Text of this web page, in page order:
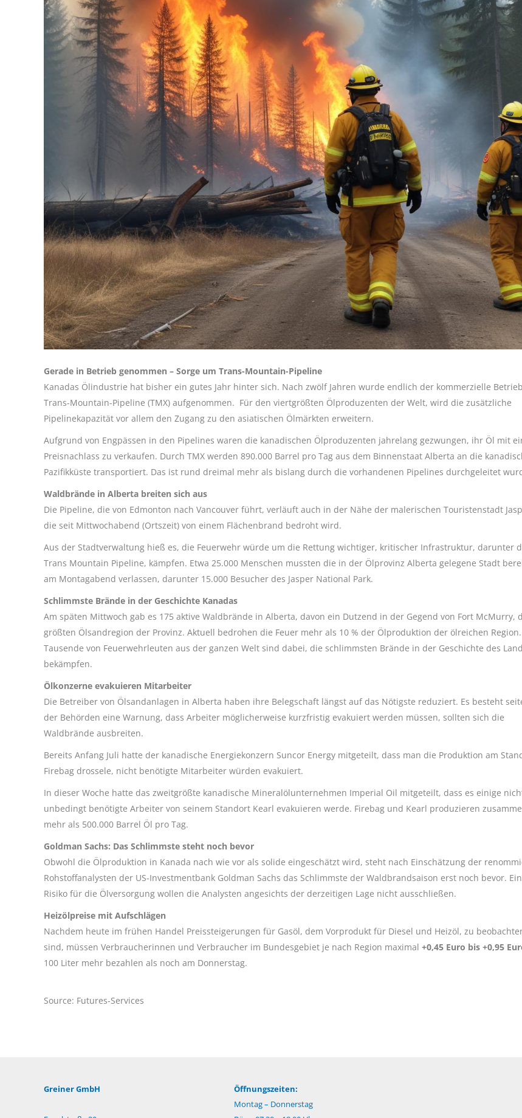
Gerade in Betrieb genommen – Sorge um Trans-Mountain-Pipeline
Kanadas Ölindustrie hat bisher ein gutes Jahr hinter sich. Nach zwölf Jahren wurde endlich der kommerzielle
Trans-Mountain-Pipeline (TMX) aufgenommen. Für den viertgrößten Ölproduzenten der Welt, wird die zusätzliche
Pipelinekapazität vor allem den Zugang zu den asiatischen Ölmärkten erweitern.
Aufgrund von Engpässen in den Pipelines waren die kanadischen Ölproduzenten jahrelang gezwungen, ihr Öl mit
Preisnachlass zu verkaufen. Durch TMX werden 890.000 Barrel pro Tag aus dem Binnenstaat Alberta an die
Pazifikküste transportiert. Das ist rund dreimal mehr als bislang durch die vorhandenen Pipelines durchgeleitet
Waldbrände in Alberta breiten sich aus
Die Pipeline, die von Edmonton nach Vancouver führt, verläuft auch in der Nähe der malerischen Touristenstadt
die seit Mittwochabend (Ortszeit) von einem Flächenbrand bedroht wird.
Aus der Stadtverwaltung hieß es, die Feuerwehr würde um die Rettung wichtiger, kritischer Infrastruktur, darunter
Trans Mountain Pipeline, kämpfen. Etwa 25.000 Menschen mussten die in der Ölprovinz Alberta gelegene Stadt
am Montagabend verlassen, darunter 15.000 Besucher des Jasper National Park.
Schlimmste Brände in der Geschichte Kanadas
Am späten Mittwoch gab es 175 aktive Waldbrände in Alberta, davon ein Dutzend in der Gegend von Fort McMurry,
größten Ölsandregion der Provinz. Aktuell bedrohen die Feuer mehr als 10 % der Ölproduktion der ölreichen Region.
Tausende von Feuerwehrleuten aus der ganzen Welt sind dabei, die schlimmsten Brände in der Geschichte des
bekämpfen.
Ölkonzerne evakuieren Mitarbeiter
Die Betreiber von Ölsandanlagen in Alberta haben ihre Belegschaft längst auf das Nötigste reduziert. Es besteht
der Behörden eine Warnung, dass Arbeiter möglicherweise kurzfristig evakuiert werden müssen, sollten sich die
Waldbrände ausbreiten.
Bereits Anfang Juli hatte der kanadische Energiekonzern Suncor Energy mitgeteilt, dass man die Produktion am
Firebag drossele, nicht benötigte Mitarbeiter würden evakuiert.
In dieser Woche hatte das zweitgrößte kanadische Mineralölunternehmen Imperial Oil mitgeteilt, dass es einige
unbedingt benötigte Arbeiter von seinem Standort Kearl evakuieren werde. Firebag und Kearl produzieren
mehr als 500.000 Barrel Öl pro Tag.
Goldman Sachs: Das Schlimmste steht noch bevor
Obwohl die Ölproduktion in Kanada nach wie vor als solide eingeschätzt wird, steht nach Einschätzung der
Rohstoffanalysten der US-Investmentbank Goldman Sachs das Schlimmste der Waldbrandsaison erst noch bevor. Ein
Risiko für die Ölversorgung wollen die Analysten angesichts der derzeitigen Lage nicht ausschließen.
Heizölpreise mit Aufschlägen
Nachdem heute im frühen Handel Preissteigerungen für Gasöl, dem Vorprodukt für Diesel und Heizöl, zu
sind, müssen Verbraucherinnen und Verbraucher im Bundesgebiet je nach Region maximal +0,45 Euro bis +0,95
100 Liter mehr bezahlen als noch am Donnerstag.
Source: Futures-Services
Greiner GmbH
Öffnungszeiten:
Montag – Donnerstag